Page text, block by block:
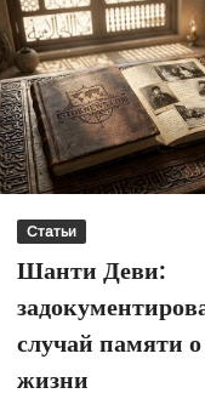
Статьи
Шанти Деви:
случай памяти
жизни